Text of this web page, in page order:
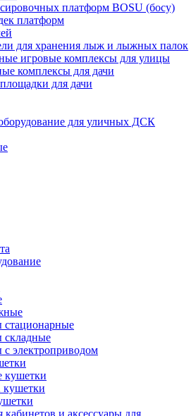
платформ BOSU (босу)
платформ
для хранения лыж и лыжных палок
игровые комплексы для улицы
комплексы для дачи
для дачи
для уличных ДСК
складные
электроприводом
кушетки
и аксессуары для